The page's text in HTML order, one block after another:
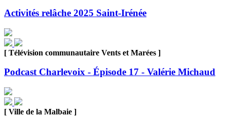
Activités relâche 2025 Saint-Irénée
[ Télévision communautaire Vents et Marées ]
Podcast Charlevoix - Épisode 17 - Valérie Michaud
[ Ville de la Malbaie ]